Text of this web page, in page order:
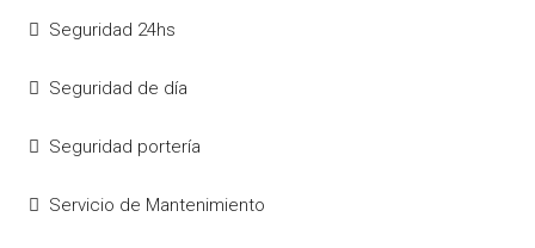
Seguridad 24hs
Seguridad de día
Seguridad portería
Servicio de Mantenimiento